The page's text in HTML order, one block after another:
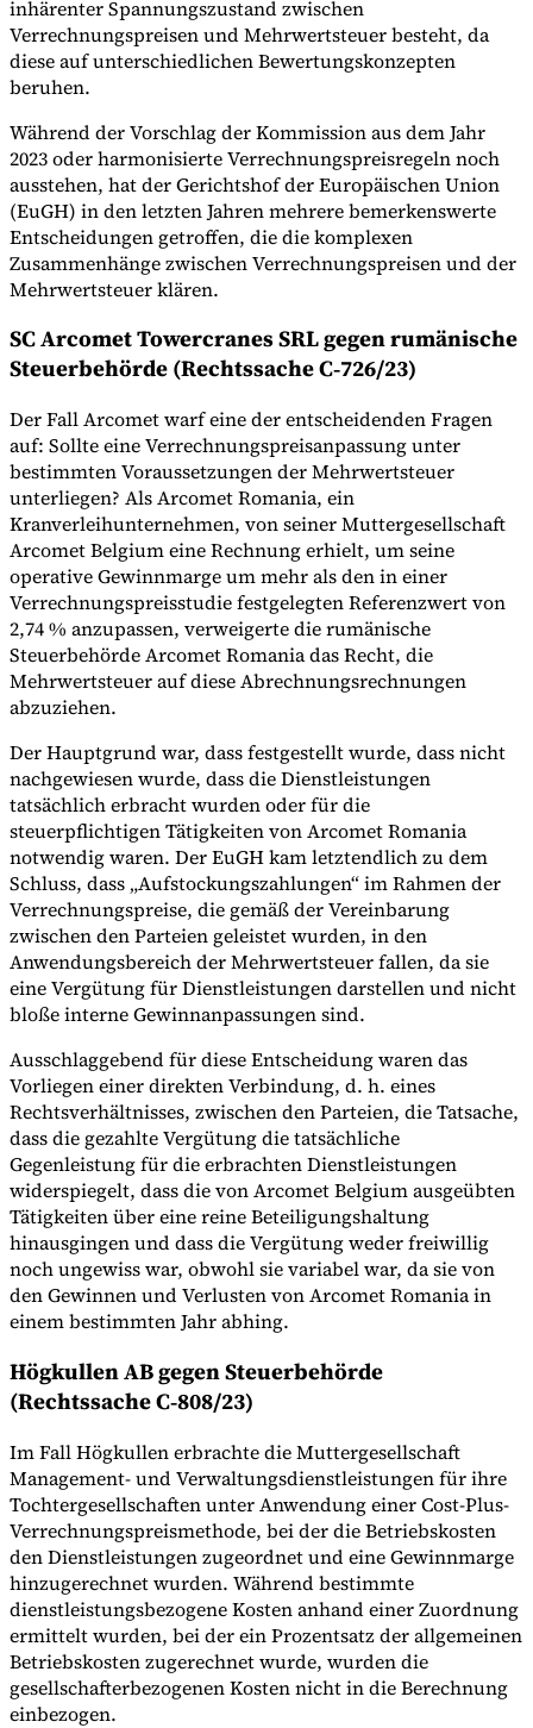
inhärenter Spannungszustand zwischen
Verrechnungspreisen und Mehrwertsteuer besteht, da
diese auf unterschiedlichen Bewertungskonzepten
beruhen.
Während der Vorschlag der Kommission aus dem Jahr
2023 oder harmonisierte Verrechnungspreisregeln noch
ausstehen, hat der Gerichtshof der Europäischen Union
(EuGH) in den letzten Jahren mehrere bemerkenswerte
Entscheidungen getroffen, die die komplexen
Zusammenhänge zwischen Verrechnungspreisen und der
Mehrwertsteuer klären.
SC Arcomet Towercranes SRL gegen rumänische
Steuerbehörde (Rechtssache C‑726/23)
Der Fall Arcomet warf eine der entscheidenden Fragen
auf: Sollte eine Verrechnungspreisanpassung unter
bestimmten Voraussetzungen der Mehrwertsteuer
unterliegen? Als Arcomet Romania, ein
Kranverleihunternehmen, von seiner Muttergesellschaft
Arcomet Belgium eine Rechnung erhielt, um seine
operative Gewinnmarge um mehr als den in einer
Verrechnungspreisstudie festgelegten Referenzwert von
2,74 % anzupassen, verweigerte die rumänische
Steuerbehörde Arcomet Romania das Recht, die
Mehrwertsteuer auf diese Abrechnungsrechnungen
abzuziehen.
Der Hauptgrund war, dass festgestellt wurde, dass nicht
nachgewiesen wurde, dass die Dienstleistungen
tatsächlich erbracht wurden oder für die
steuerpflichtigen Tätigkeiten von Arcomet Romania
notwendig waren. Der EuGH kam letztendlich zu dem
Schluss, dass „Aufstockungszahlungen“ im Rahmen der
Verrechnungspreise, die gemäß der Vereinbarung
zwischen den Parteien geleistet wurden, in den
Anwendungsbereich der Mehrwertsteuer fallen, da sie
eine Vergütung für Dienstleistungen darstellen und nicht
bloße interne Gewinnanpassungen sind.
Ausschlaggebend für diese Entscheidung waren das
Vorliegen einer direkten Verbindung, d. h. eines
Rechtsverhältnisses, zwischen den Parteien, die Tatsache,
dass die gezahlte Vergütung die tatsächliche
Gegenleistung für die erbrachten Dienstleistungen
widerspiegelt, dass die von Arcomet Belgium ausgeübten
Tätigkeiten über eine reine Beteiligungshaltung
hinausgingen und dass die Vergütung weder freiwillig
noch ungewiss war, obwohl sie variabel war, da sie von
den Gewinnen und Verlusten von Arcomet Romania in
einem bestimmten Jahr abhing.
Högkullen AB gegen Steuerbehörde
(Rechtssache C‑808/23)
Im Fall Högkullen erbrachte die Muttergesellschaft
Management- und Verwaltungsdienstleistungen für ihre
Tochtergesellschaften unter Anwendung einer Cost-Plus-
Verrechnungspreismethode, bei der die Betriebskosten
den Dienstleistungen zugeordnet und eine Gewinnmarge
hinzugerechnet wurden. Während bestimmte
dienstleistungsbezogene Kosten anhand einer Zuordnung
ermittelt wurden, bei der ein Prozentsatz der allgemeinen
Betriebskosten zugerechnet wurde, wurden die
gesellschafterbezogenen Kosten nicht in die Berechnung
einbezogen.